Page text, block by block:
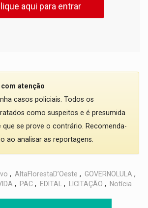
aqui para entrar
atenção
casos policiais. Todos os
como suspeitos e é presumida
que se prove o contrário. Recomenda-
ao analisar as reportagens.
, AltaFlorestaD’Oeste , GOVERNOLULA ,
, PAC , EDITAL , LICITAÇÃO , Notícia